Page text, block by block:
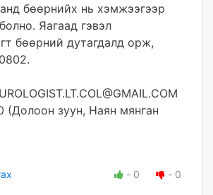
бөөрнийх нь хэмжээгээр
Яагаад гэвэл
бөөрний дутагдалд орж,
(Долоон зуун, Наян мянган
- 0 - 0